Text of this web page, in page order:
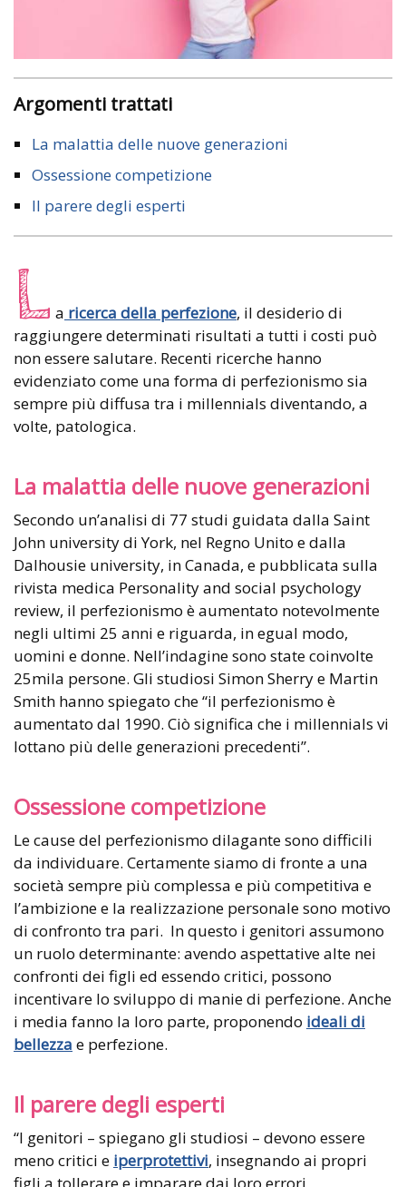
Argomenti trattati
La malattia delle nuove generazioni
Ossessione competizione
Il parere degli esperti
L a ricerca della perfezione, il desiderio di
raggiungere determinati risultati a tutti i costi può
non essere salutare. Recenti ricerche hanno
evidenziato come una forma di perfezionismo sia
sempre più diffusa tra i millennials diventando, a
volte, patologica.
La malattia delle nuove generazioni
Secondo un’analisi di 77 studi guidata dalla Saint
John university di York, nel Regno Unito e dalla
Dalhousie university, in Canada, e pubblicata sulla
rivista medica Personality and social psychology
review, il perfezionismo è aumentato notevolmente
negli ultimi 25 anni e riguarda, in egual modo,
uomini e donne. Nell’indagine sono state coinvolte
25mila persone. Gli studiosi Simon Sherry e Martin
Smith hanno spiegato che “il perfezionismo è
aumentato dal 1990. Ciò significa che i millennials vi
lottano più delle generazioni precedenti”.
Ossessione competizione
Le cause del perfezionismo dilagante sono difficili
da individuare. Certamente siamo di fronte a una
società sempre più complessa e più competitiva e
l’ambizione e la realizzazione personale sono motivo
di confronto tra pari. In questo i genitori assumono
un ruolo determinante: avendo aspettative alte nei
confronti dei figli ed essendo critici, possono
incentivare lo sviluppo di manie di perfezione. Anche
i media fanno la loro parte, proponendo ideali di
bellezza e perfezione.
Il parere degli esperti
“I genitori – spiegano gli studiosi – devono essere
meno critici e iperprotettivi, insegnando ai propri